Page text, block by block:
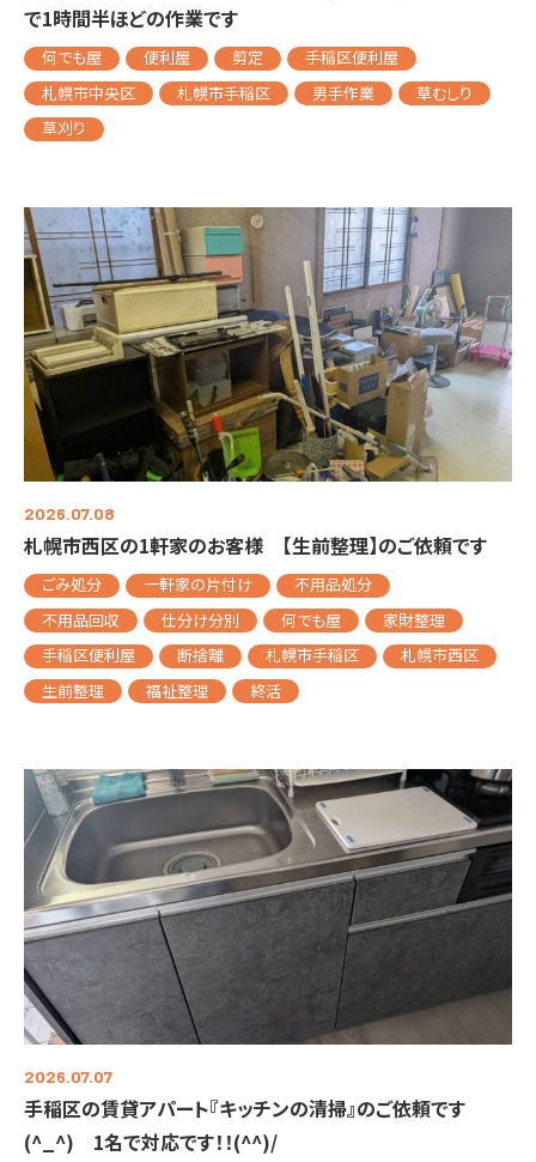
で1時間半ほどの作業です
何でも屋 便利屋 剪定
手稲区便利屋
札幌市中央区
札幌市手稲区 男手作業
草むしり
草刈り
2026.07.08
札幌市西区の1軒家のお客様 【生前整理】のご依頼です
ごみ処分 一軒家の片付け
不用品処分
不用品回収
仕分け分別 何でも屋
家財整理
手稲区便利屋
断捨離 札幌市手稲区
札幌市西区
生前整理
福祉整理 終活
2026.07.07
手稲区の賃貸アパート『キッチンの清掃』のご依頼です
(^_^) 1名で対応です！！(^^)/